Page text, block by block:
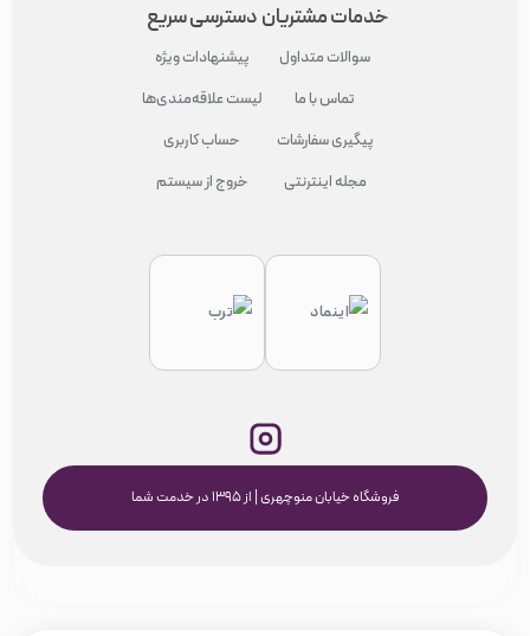
خدمات مشتریان
سوالات متداول
تماس با ما
پیگیری سفارشات
مجله اینترنتی
دسترسی سریع
پیشنهادات ویژه
لیست علاقه‌مندی‌ها
حساب کاربری
خروج از سیستم
فروشگاه خیابان منوچهری | از ۱۳۹۵ در خدمت شما